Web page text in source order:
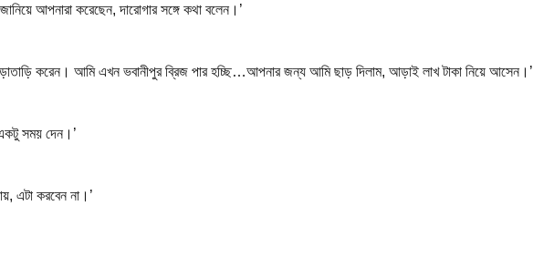
আপনারা করেছেন, দারোগার সঙ্গে কথা বলেন।’
করেন। আমি এখন ভবানীপুর ব্রিজ পার হচ্ছি…আপনার জন্য আমি ছাড় দিলাম, আড়াই লাখ টাকা নিয়ে আসেন।’
সময় দেন।’
এটা করবেন না।’